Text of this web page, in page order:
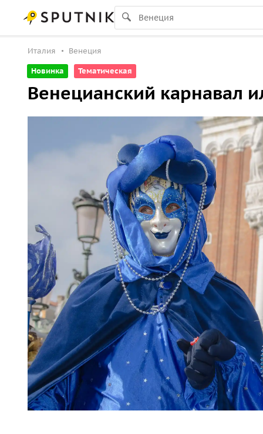
Италия
Венеция
Новинка
Тематическая
Венецианский карнавал